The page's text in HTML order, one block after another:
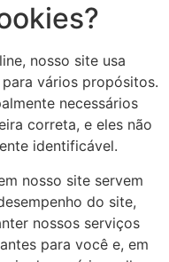
nosso site usa
vários propósitos.
necessários
correta, e eles não
identificável.
nosso site servem
do site,
nossos serviços
para você e, em